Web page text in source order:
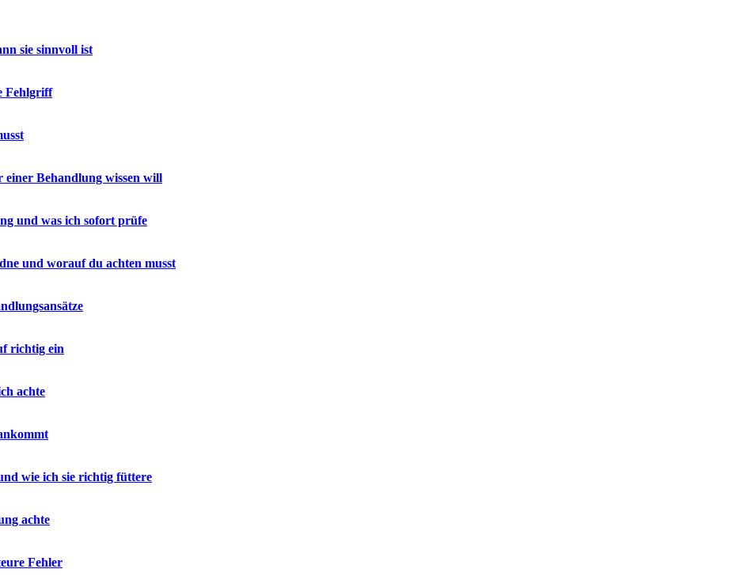
sie sinnvoll ist
Fehlgriff
Behandlung wissen will
und was ich sofort prüfe
und worauf du achten musst
richtig ein
achte
wie ich sie richtig füttere
achte
Fehler